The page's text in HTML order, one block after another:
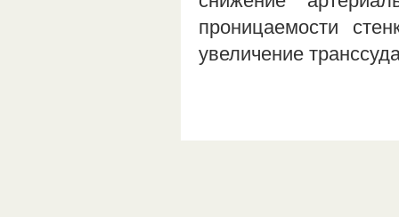
проницаемости
увеличение